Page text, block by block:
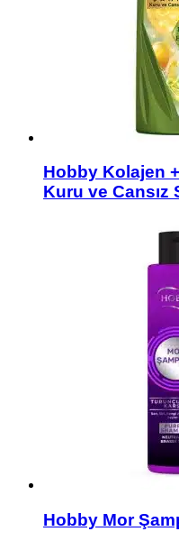
Hobby Kolajen
Kuru ve Cansız
Hobby Mor